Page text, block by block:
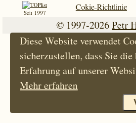
Seit 1997
Cokie-Richtlinie
© 1997-2026Petr
Diese Website verwendet
sicherzustellen, dass Sie
Erfahrung auf unserer
Mehr erfahren